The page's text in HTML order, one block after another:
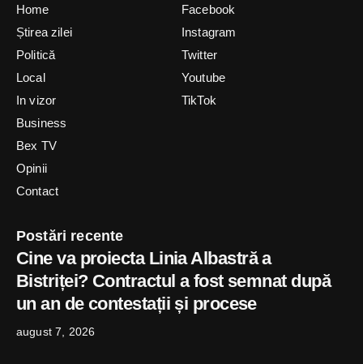
Home
Știrea zilei
Politică
Local
In vizor
Business
Bex TV
Opinii
Contact
Facebook
Instagram
Twitter
Youtube
TikTok
Postări recente
Cine va proiecta Linia Albastră a
Bistriței? Contractul a fost semnat după
un an de contestații și procese
august 7, 2026